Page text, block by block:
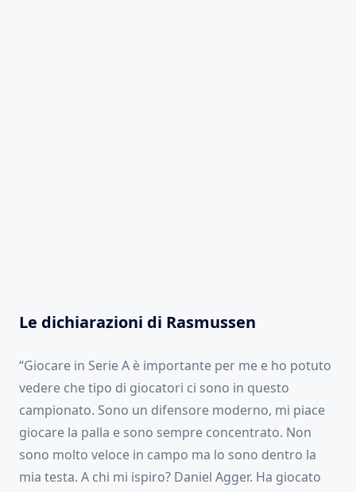
Le dichiarazioni di Rasmussen
“Giocare in Serie A è importante per me e ho potuto
vedere che tipo di giocatori ci sono in questo
campionato. Sono un difensore moderno, mi piace
giocare la palla e sono sempre concentrato. Non
sono molto veloce in campo ma lo sono dentro la
mia testa. A chi mi ispiro? Daniel Agger. Ha giocato